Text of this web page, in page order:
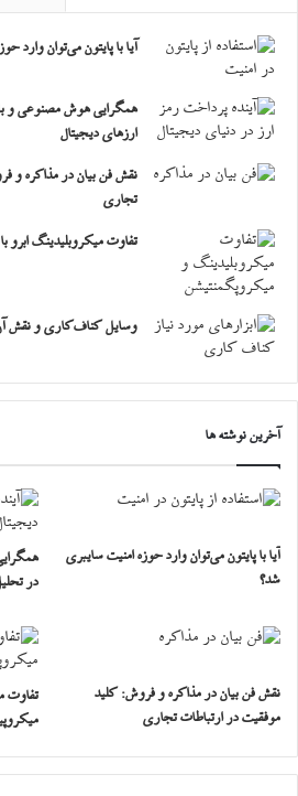
آیا با پایتون می‌توان وارد
همگرایی هوش مصنوعی و
ارزهای دیجیتال
نقش فن بیان در مذاکره و
تجاری
تفاوت میکروبلیدینگ ابرو
وسایل کناف‌کاری و نقش
آخرین نوشته ها
آیا با پایتون می‌توان وارد حوزه امنیت سایبری
شد؟
در
نقش فن بیان در مذاکره و فروش: کلید
موفقیت در ارتباطات تجاری
تفاوت